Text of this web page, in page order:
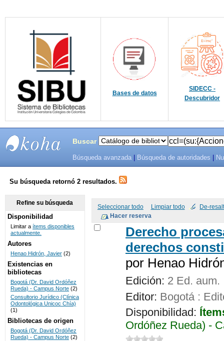
Bases de datos
SIDECC -
Descubridor
SISTEMAS
DE
BIBLIOTECAS
UNICOC
Buscar
Búsqueda avanzada Búsqueda de autoridades
Su búsqueda retornó 2 resultados.
Seleccionar todo Limpiar todo De-
Derecho
derechos
por Henao
Edición: 2 Ed. aum.
Editor: Bogotá :
Disponibilidad:
Ordóñez Rueda) -
Refine su búsqueda
Disponibilidad
Limitar a ítems disponibles
actualmente.
Autores
Henao Hidrón, Javier (2)
Existencias en
bibliotecas
Bogotá (Dr. David Ordóñez
Rueda) - Campus Norte (2)
Consultorio Jurídico (Clínica
Odontológica Unicoc Chía)
(1)
Bibliotecas de origen
Bogotá (Dr. David Ordóñez
Rueda) - Campus Norte (2)